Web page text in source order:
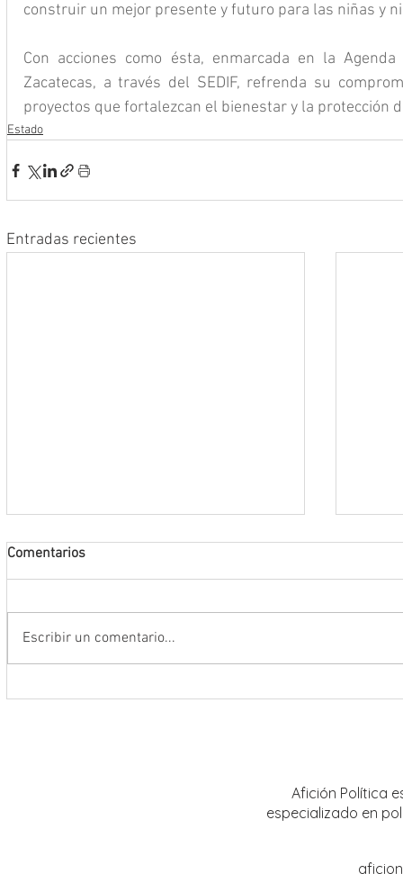
construir un mejor presente y futuro para las niñas y
Con acciones como ésta, enmarcada en la
Zacatecas, a través del SEDIF, refrenda su
proyectos que fortalezcan el bienestar y la protección
Estado
Entradas recientes
Comentarios
Escribir un comentario...
Afición Política
especializado en